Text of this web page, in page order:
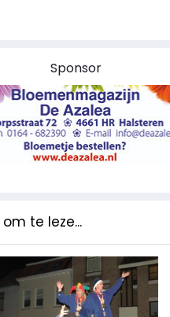
Sponsor
om te leze...